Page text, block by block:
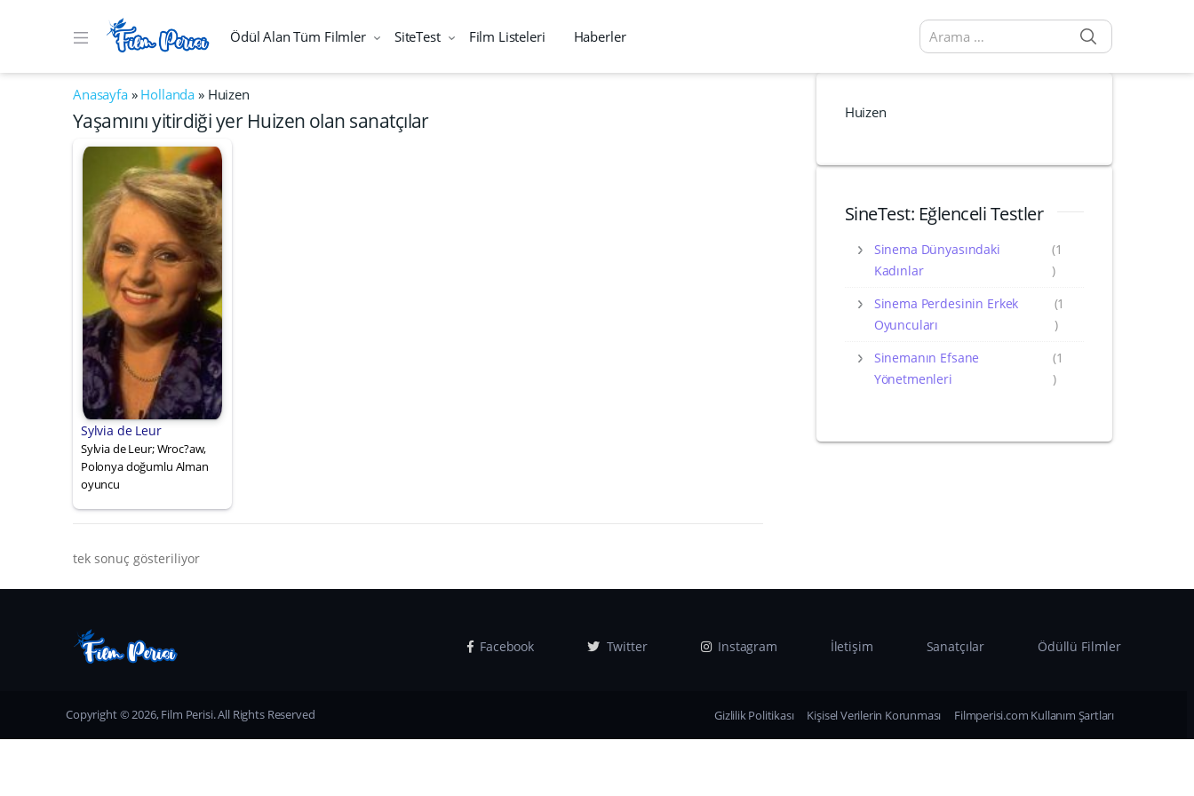
Ödül Alan Tüm Filmler SiteTest Film Listeleri Haberler
Arama sonuçları:
Anasayfa» Hollanda » Huizen
Yaşamını yitirdiği yer Huizen olan sanatçılar
Sylvia de Leur
Sylvia de Leur; Wroc?aw,
Polonya doğumlu Alman
oyuncu
tek sonuç gösteriliyor
Huizen
SineTest: Eğlenceli Testler
Sinema Dünyasındaki
Kadınlar
(1
)
Sinema Perdesinin Erkek
Oyuncuları
(1
)
Sinemanın Efsane
Yönetmenleri
(1
)
Facebook Twitter Instagram İletişim Sanatçılar Ödüllü Filmler
Copyright © 2026, Film Perisi. All Rights Reserved Gizlilik Politikası Kişisel Verilerin Korunması Filmperisi.com Kullanım Şartları